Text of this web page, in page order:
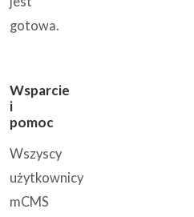
gotowa.
Wsparcie
i
pomoc
Wszyscy
użytkownicy
mCMS